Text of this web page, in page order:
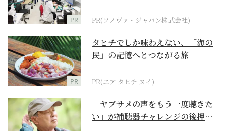
PR PR(ソノヴァ・ジャパン株式会社)
PR
タヒチでしか味わえない、「海の
民」の記憶へとつながる旅
PR(エア タヒチ ヌイ)
「ヤブサメの声をもう一度聴きた
い」が補聴器チャレンジの後押し